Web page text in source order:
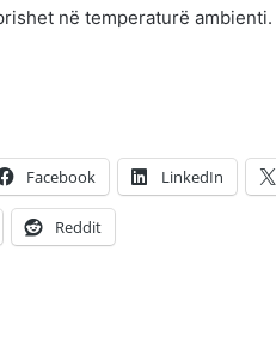
në temperaturë
Facebook LinkedIn
Reddit